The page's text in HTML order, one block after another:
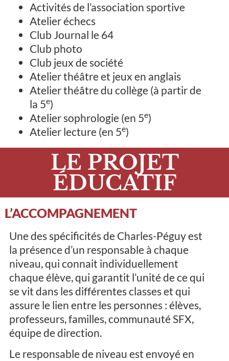
Activités de l’association sportive
Atelier échecs
Club Journal le 64
Club photo
Club jeux de société
Atelier théâtre et jeux en anglais
Atelier théâtre du collège (à partir de
la 5e)
Atelier sophrologie (en 5e)
Atelier lecture (en 5e)
LE PROJET
ÉDUCATIF
L’ACCOMPAGNEMENT
Une des spécificités de Charles-Péguy est
la présence d’un responsable à chaque
niveau, qui connait individuellement
chaque élève, qui garantit l’unité de ce qui
se vit dans les différentes classes et qui
assure le lien entre les personnes : élèves,
professeurs, familles, communauté SFX,
équipe de direction.
Le responsable de niveau est envoyé en